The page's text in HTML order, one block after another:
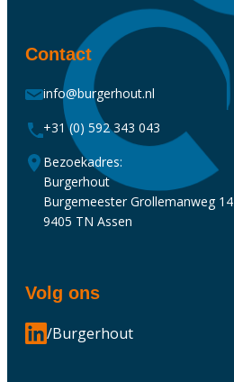
Contact
info@burgerhout.nl
+31 (0) 592 343 043
Bezoekadres:
Burgerhout
Burgemeester Grollemanweg 14
9405 TN Assen
Volg ons
/Burgerhout